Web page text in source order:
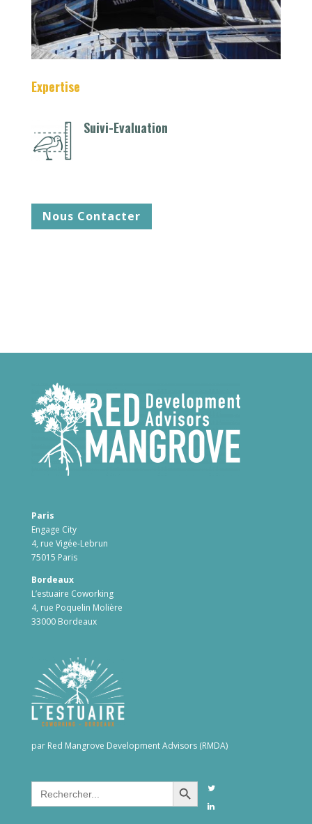
Expertise
Suivi-Evaluation
Nous Contacter
Paris
Engage City
4, rue Vigée-Lebrun
75015 Paris
Bordeaux
L’estuaire Coworking
4, rue Poquelin Molière
33000 Bordeaux
par Red Mangrove Development Advisors (RMDA)
Search
for:
Search Button